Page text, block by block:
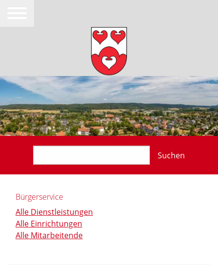
Suchen
Bürgerservice
Alle Dienstleistungen
Alle Einrichtungen
Alle Mitarbeitende